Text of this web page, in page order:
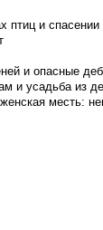
и
и опасные
и усадьба из
месть: